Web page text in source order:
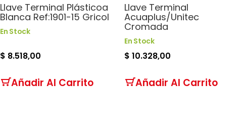
Llave Terminal Plásticoa
Blanca Ref:1901-15 Gricol
En Stock
$ 8.518,00
Añadir Al Carrito
Llave Terminal
Acuaplus/Unitec
Cromada
En Stock
$ 10.328,00
Añadir Al Carrito